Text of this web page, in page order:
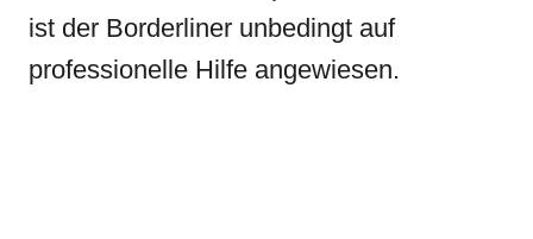
ist der Borderliner unbedingt auf
professionelle Hilfe angewiesen.